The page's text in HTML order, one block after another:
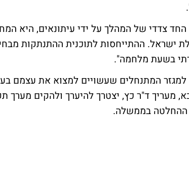
החד צדדי של המהלך על ידי עיתונאים, היא
ישראל. ההתייחסות לתוכנית ההתנתקות
בשעת מלחמה".
המתנחלים שעשויים למצוא את עצמם
מעריך ד"ר כץ, יצטרך להיערך ולהקים מערך
ההחלטה בממשלה.